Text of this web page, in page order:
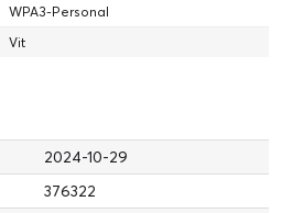
WPA3-Personal
Vit
2024-10-29
376322